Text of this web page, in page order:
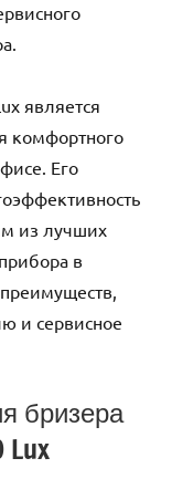
является
комфортного
Его
из лучших
в
и сервисное
бризера
Lux